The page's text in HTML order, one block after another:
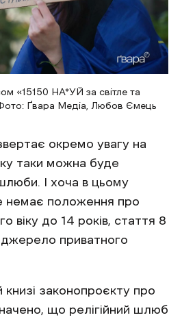
«15150 НА*УЙ за світле та
Ґвара Медіа, Любов Ємець
окремо увагу на
таки можна буде
І хоча в цьому
немає положення про
віку до 14 років, стаття 8
джерело приватного
законопроєкту про
що релігійний шлюб